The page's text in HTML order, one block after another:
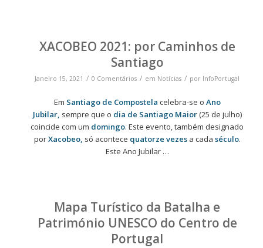
XACOBEO 2021: por Caminhos de
Santiago
Janeiro 15, 2021 / 0 Comentários / em Notícias / por InfoPortugal
Em Santiago de Compostela celebra-se o Ano
Jubilar, sempre que o dia de Santiago Maior(25 de julho)
coincide com um domingo. Este evento, também designado
porXacobeo, só acontece quatorze vezesa cada século.
Este Ano Jubilar …
Mapa Turístico da Batalha e
Património UNESCO do Centro de
Portugal